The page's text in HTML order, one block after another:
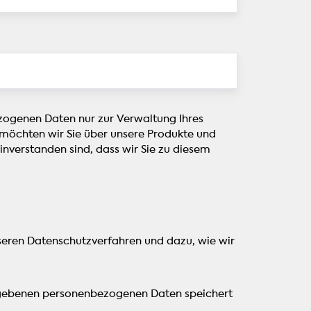
Daten nur zur Verwaltung Ihres
wir Sie über unsere Produkte und
sind, dass wir Sie zu diesem
Datenschutzverfahren und dazu, wie wir
personenbezogenen Daten speichert